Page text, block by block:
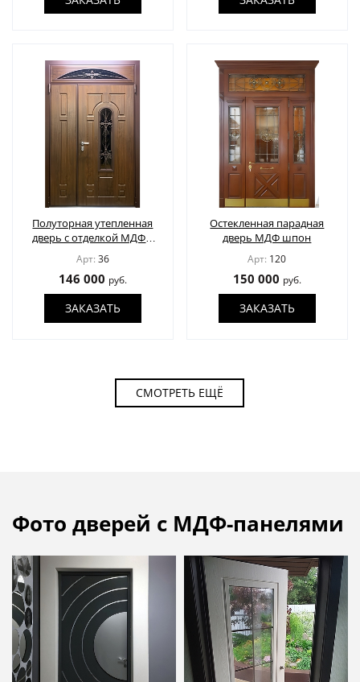
Полуторная утепленная
дверь с отделкой МДФ с
остеклением и ковкой
Арт: 36
146 000 руб.
ЗАКАЗАТЬ
Остекленная парадная
дверь МДФ шпон
Арт: 120
150 000 руб.
ЗАКАЗАТЬ
СМОТРЕТЬ ЕЩЁ
Фото дверей с МДФ-панелями